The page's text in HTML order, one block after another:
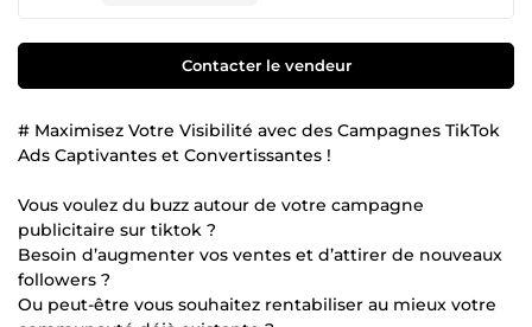
Contacter le vendeur
# Maximisez Votre Visibilité avec des Campagnes TikTok
Ads Captivantes et Convertissantes !
Vous voulez du buzz autour de votre campagne
publicitaire sur tiktok ?
Besoin d’augmenter vos ventes et d’attirer de nouveaux
followers ?
Ou peut-être vous souhaitez rentabiliser au mieux votre